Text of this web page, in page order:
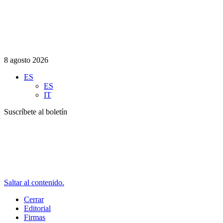
8 agosto 2026
ES
ES
IT
Suscríbete al boletín
Saltar al contenido.
Cerrar
Editorial
Firmas